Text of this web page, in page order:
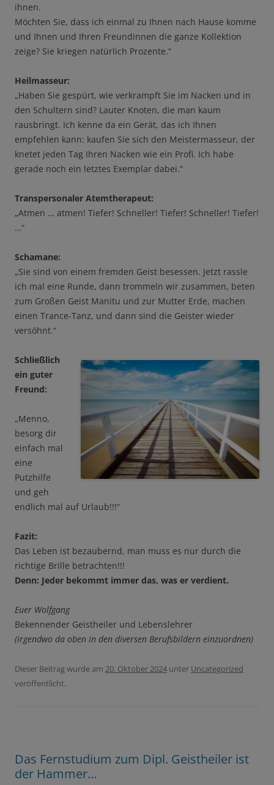
ihnen.
Möchten Sie, dass ich einmal zu Ihnen nach Hause komme
und Ihnen und Ihren Freundinnen die ganze Kollektion
zeige? Sie kriegen natürlich Prozente.“
Heilmasseur:
„Haben Sie gespürt, wie verkrampft Sie im Nacken und in
den Schultern sind? Lauter Knoten, die man kaum
rausbringt. Ich kenne da ein Gerät, das ich Ihnen
empfehlen kann: kaufen Sie sich den Meistermasseur, der
knetet jeden Tag Ihren Nacken wie ein Profi. Ich habe
gerade noch ein letztes Exemplar dabei.“
Transpersonaler Atemtherapeut:
„Atmen … atmen! Tiefer! Schneller! Tiefer! Schneller! Tiefer!
…“
Schamane:
„Sie sind von einem fremden Geist besessen. Jetzt rassle
ich mal eine Runde, dann trommeln wir zusammen, beten
zum Großen Geist Manitu und zur Mutter Erde, machen
einen Trance-Tanz, und dann sind die Geister wieder
versöhnt.“
Schließlich
ein guter
Freund:
„Menno,
besorg dir
einfach mal
eine
Putzhilfe
und geh
endlich mal auf Urlaub!!!“
Fazit:
Das Leben ist bezaubernd, man muss es nur durch die
richtige Brille betrachten!!!
Denn: Jeder bekommt immer das, was er verdient.
Euer Wolfgang
Bekennender Geistheiler und Lebenslehrer
(irgendwo da oben in den diversen Berufsbildern einzuordnen)
Dieser Beitrag wurde am 20. Oktober 2024 unter Uncategorized
veröffentlicht.
Das Fernstudium zum Dipl. Geistheiler ist
der Hammer…